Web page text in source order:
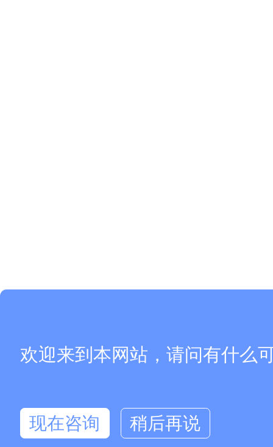
欢迎来到本网站，请问有什么
现在咨询 稍后再说